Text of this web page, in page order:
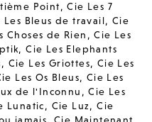
Point,Cie Les 7
Les Bleus de travail, Cie
Choses de Rien ,Cie Les
,Cie Les Elephants
, Cie Les Griottes, Cie Les
Les Os Bleus, Cie Les
de l'Inconnu ,Cie Les
Lunatic, Cie Luz,Cie